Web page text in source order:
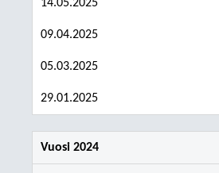
14.05.2025
09.04.2025
05.03.2025
29.01.2025
Vuosi 2024